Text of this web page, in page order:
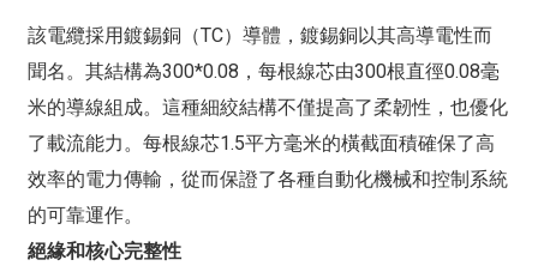
該電纜採用鍍錫銅（TC）導體，鍍錫銅以其高導電性而
聞名。其結構為300*0.08，每根線芯由300根直徑0.08毫
米的導線組成。這種細絞結構不僅提高了柔韌性，也優化
了載流能力。每根線芯1.5平方毫米的橫截面積確保了高
效率的電力傳輸，從而保證了各種自動化機械和控制系統
的可靠運作。
絕緣和核心完整性